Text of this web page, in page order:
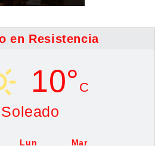
en Resistencia
10° C
Soleado
Lun Mar